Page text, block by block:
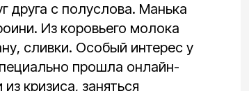
друга с полуслова. Манька
Из коровьего молока
сливки. Особый интерес у
прошла онлайн-
кризиса, заняться